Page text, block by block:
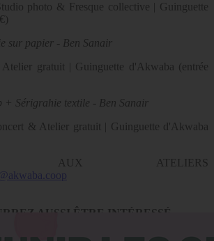
photo & Fresque collective | Guinguette
sur papier - Ben Sanair
gratuit | Guinguette d'Akwaba (entrée
+ Sérigrahie textile - Ben Sanair
& Atelier gratuit | Guinguette d'Akwaba
AUX ATELIERS
AUSSI ÊTRE INTÉRESSÉ